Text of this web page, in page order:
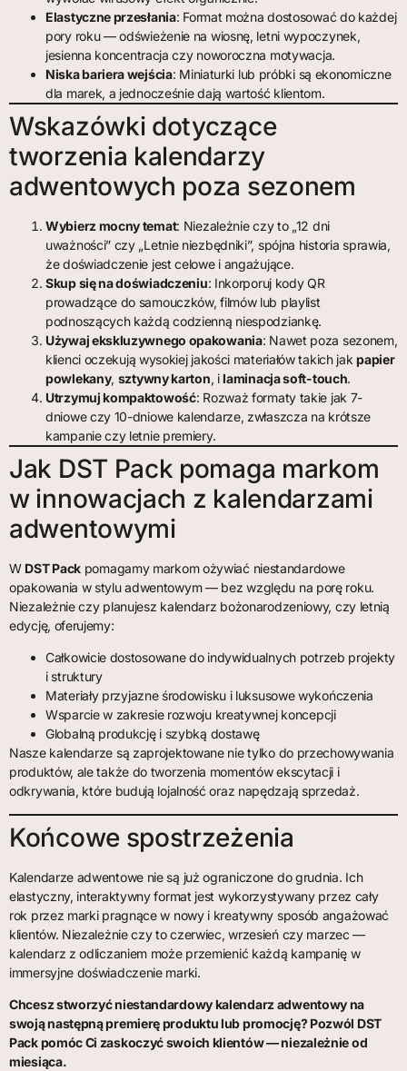
Elastyczne przesłania: Format można dostosować do każdej
pory roku — odświeżenie na wiosnę, letni wypoczynek,
jesienna koncentracja czy noworoczna motywacja.
Niska bariera wejścia: Miniaturki lub próbki są ekonomiczne
dla marek, a jednocześnie dają wartość klientom.
Wskazówki dotyczące
tworzenia kalendarzy
adwentowych poza sezonem
Wybierz mocny temat: Niezależnie czy to „12 dni
uważności” czy „Letnie niezbędniki”, spójna historia sprawia,
że doświadczenie jest celowe i angażujące.
Skup się na doświadczeniu: Inkorporuj kody QR
prowadzące do samouczków, filmów lub playlist
podnoszących każdą codzienną niespodziankę.
Używaj ekskluzywnego opakowania: Nawet poza sezonem,
klienci oczekują wysokiej jakości materiałów takich jakpapier
powlekany, sztywny karton, ilaminacja soft-touch.
Utrzymuj kompaktowość: Rozważ formaty takie jak 7-
dniowe czy 10-dniowe kalendarze, zwłaszcza na krótsze
kampanie czy letnie premiery.
Jak DST Pack pomaga markom
w innowacjach z kalendarzami
adwentowymi
W DST Pack pomagamy markom ożywiać niestandardowe
opakowania w stylu adwentowym — bez względu na porę roku.
Niezależnie czy planujesz kalendarz bożonarodzeniowy, czy letnią
edycję, oferujemy:
Całkowicie dostosowane do indywidualnych potrzeb projekty
i struktury
Materiały przyjazne środowisku i luksusowe wykończenia
Wsparcie w zakresie rozwoju kreatywnej koncepcji
Globalną produkcję i szybką dostawę
Nasze kalendarze są zaprojektowane nie tylko do przechowywania
produktów, ale także do tworzenia momentów ekscytacji i
odkrywania, które budują lojalność oraz napędzają sprzedaż.
Końcowe spostrzeżenia
Kalendarze adwentowe nie są już ograniczone do grudnia. Ich
elastyczny, interaktywny format jest wykorzystywany przez cały
rok przez marki pragnące w nowy i kreatywny sposób angażować
klientów. Niezależnie czy to czerwiec, wrzesień czy marzec —
kalendarz z odliczaniem może przemienić każdą kampanię w
immersyjne doświadczenie marki.
Chcesz stworzyć niestandardowy kalendarz adwentowy na
swoją następną premierę produktu lub promocję? Pozwól DST
Pack pomóc Ci zaskoczyć swoich klientów — niezależnie od
miesiąca.